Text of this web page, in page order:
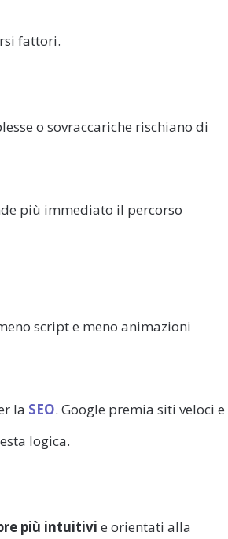
fattori.
o sovraccariche rischiano di
più immediato il percorso
script e meno animazioni
la SEO. Google premia siti veloci e
logica.
più intuitivi e orientati alla